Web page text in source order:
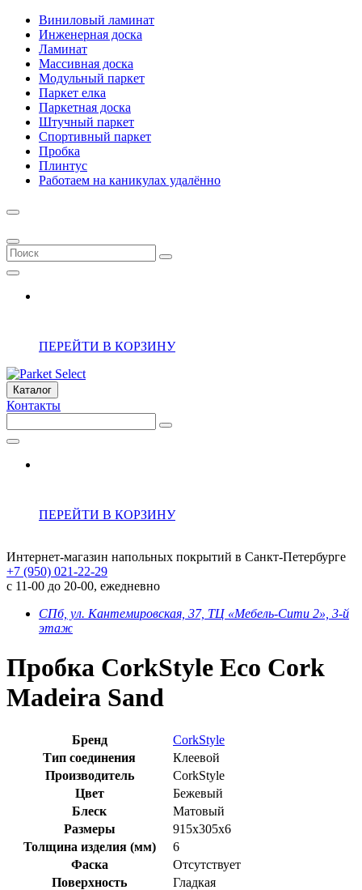
Виниловый ламинат
Инженерная доска
Ламинат
Массивная доска
Модульный паркет
Паркет елка
Паркетная доска
Штучный паркет
Спортивный паркет
Пробка
Плинтус
Работаем на каникулах удалённо
ПЕРЕЙТИ В КОРЗИНУ
Каталог
Контакты
ПЕРЕЙТИ В КОРЗИНУ
Интернет-магазин напольных покрытий в Санкт-Петербурге
+7 (950) 021-22-29
с 11-00 до 20-00, ежедневно
СПб, ул. Кантемировская, 37, ТЦ «Мебель-Сити 2», 3-й
этаж
Пробка CorkStyle Eco Cork
Madeira Sand
Бренд
CorkStyle
Тип соединения
Клеевой
Производитель
CorkStyle
Цвет
Бежевый
Блеск
Матовый
Размеры
915x305x6
Толщина изделия (мм)
6
Фаска
Отсутствует
Поверхность
Гладкая